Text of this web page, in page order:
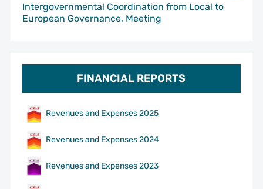
Intergovernmental Coordination from Local to
European Governance, Meeting
FINANCIAL REPORTS
Revenues and Expenses 2025
Revenues and Expenses 2024
Revenues and Expenses 2023